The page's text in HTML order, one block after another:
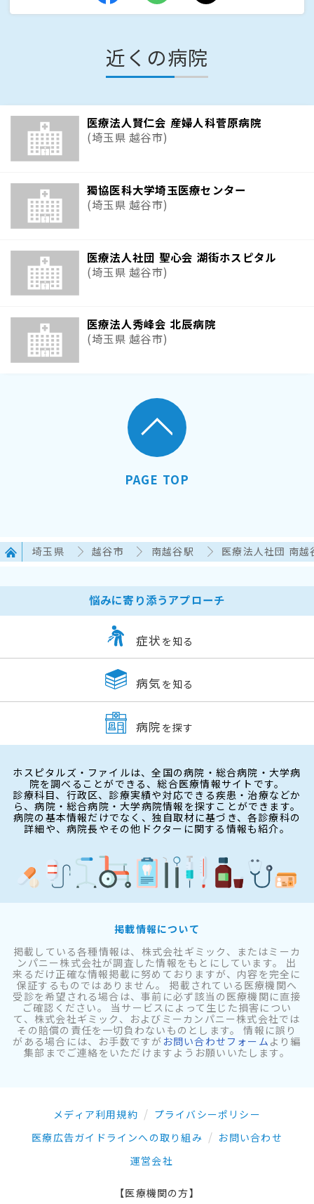
近くの病院
医療法人賢仁会 産婦人科菅原病院
(埼玉県 越谷市)
獨協医科大学埼玉医療センター
(埼玉県 越谷市)
医療法人社団 聖心会 湖街ホスピタル
(埼玉県 越谷市)
医療法人秀峰会 北辰病院
(埼玉県 越谷市)
PAGE TOP
埼玉県 越谷市 南越谷駅 医療法人社団 南越
悩みに寄り添うアプローチ
症状 を知る
病気 を知る
病院 を探す
ホスピタルズ・ファイルは、全国の病院・総合病院・大学病
院を調べることができる、総合医療情報サイトです。
診療科目、行政区、診療実績や対応できる疾患・治療などか
ら、病院・総合病院・大学病院情報を探すことができます。
病院の基本情報だけでなく、独自取材に基づき、各診療科の
詳細や、病院長やその他ドクターに関する情報も紹介。
掲載情報について
掲載している各種情報は、株式会社ギミック、またはミーカ
ンパニー株式会社が調査した情報をもとにしています。 出
来るだけ正確な情報掲載に努めておりますが、内容を完全に
保証するものではありません。 掲載されている医療機関へ
受診を希望される場合は、事前に必ず該当の医療機関に直接
ご確認ください。 当サービスによって生じた損害につい
て、株式会社ギミック、およびミーカンパニー株式会社では
その賠償の責任を一切負わないものとします。 情報に誤り
がある場合には、お手数ですが お問い合わせフォーム より編
集部までご連絡をいただけますようお願いいたします。
メディア利用規約
プライバシーポリシー
医療広告ガイドラインへの取り組み
お問い合わせ
運営会社
【医療機関の方】